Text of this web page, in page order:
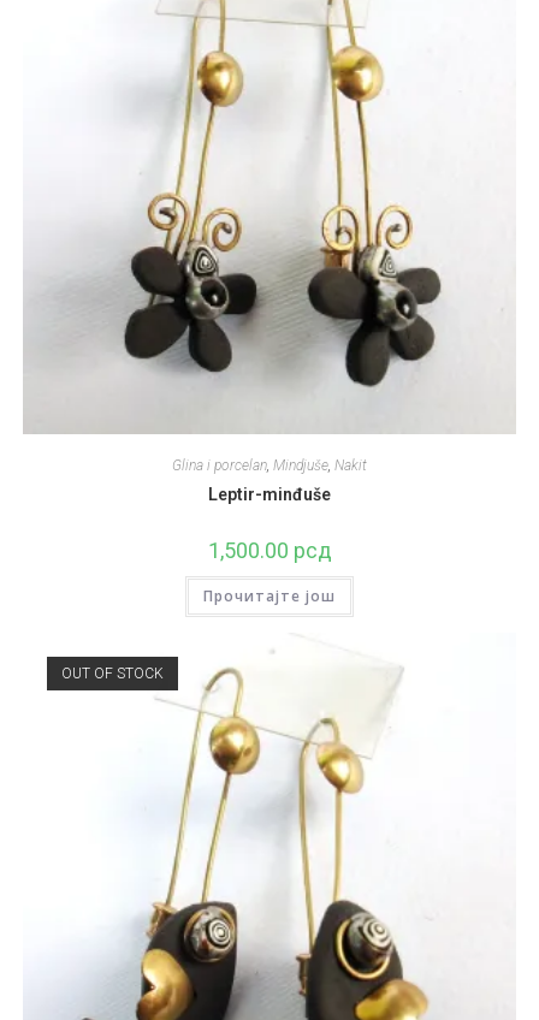
Glina i porcelan, Mindjuše, Nakit
Leptir-minđuše
1,500.00 рсд
Прочитајте још
OUT OF STOCK